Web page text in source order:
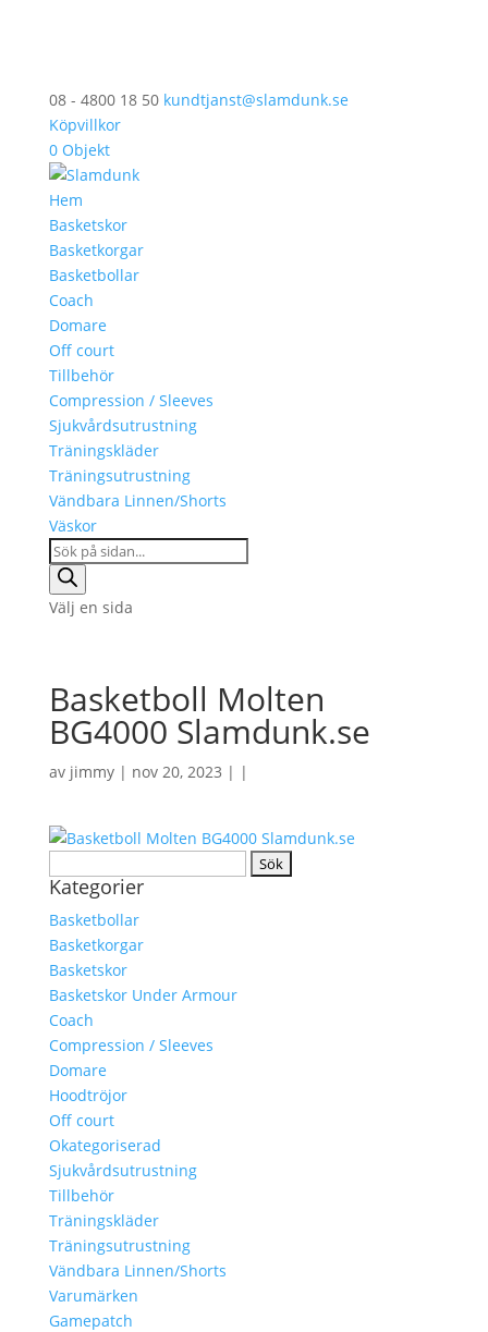
08 - 4800 18 50 kundtjanst@slamdunk.se
Köpvillkor
0 Objekt
Hem
Basketskor
Basketkorgar
Basketbollar
Coach
Domare
Off court
Tillbehör
Compression / Sleeves
Sjukvårdsutrustning
Träningskläder
Träningsutrustning
Vändbara Linnen/Shorts
Väskor
Products
search
Välj en sida
Basketboll Molten
BG4000 Slamdunk.se
av jimmy| nov 20, 2023 | |
efter:
Kategorier
Basketbollar
Basketkorgar
Basketskor
Basketskor Under Armour
Coach
Compression / Sleeves
Domare
Hoodtröjor
Off court
Okategoriserad
Sjukvårdsutrustning
Tillbehör
Träningskläder
Träningsutrustning
Vändbara Linnen/Shorts
Varumärken
Gamepatch